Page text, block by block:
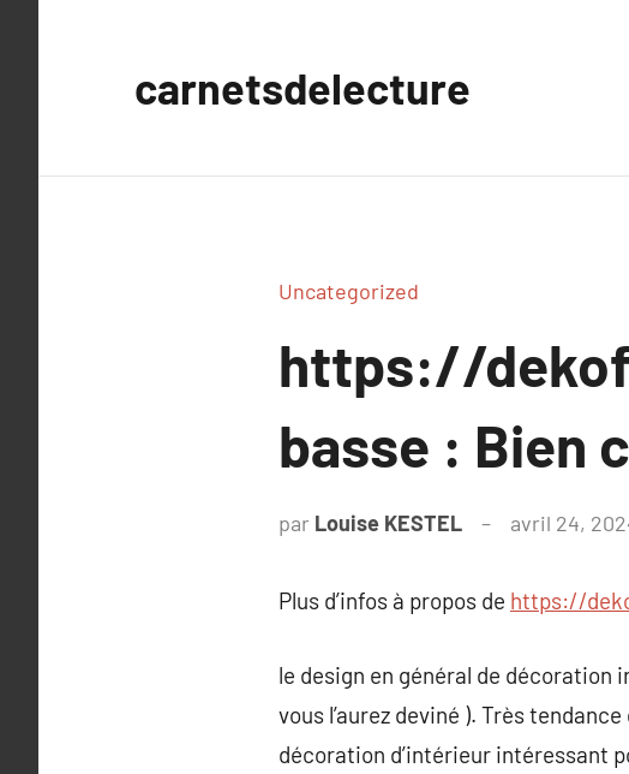
carnetsdelecture
Uncategorized
https://
basse : Bien
par Louise KESTEL avril 24,
Plus d’infos à propos de https://
le design en général de décoration
vous l’aurez deviné ). Très
décoration d’intérieur intéressant